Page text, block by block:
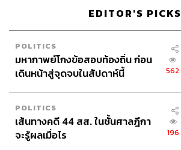
EDITOR'S PICKS
POLITICS
มหากาพย์โกงข้อสอบท้องถิ่น ก่อน
เดินหน้าสู่จุดจบในสัปดาห์นี้
562
POLITICS
เส้นทางคดี 44 สส. ในชั้นศาลฎีกา
จะรู้ผลเมื่อไร
196